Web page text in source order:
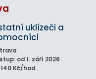
uklízeči a
od 1. září 2026
Kč/hod.